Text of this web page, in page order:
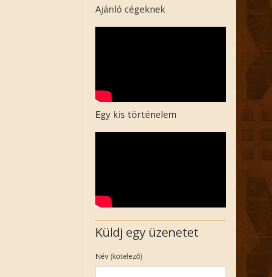
Ajánló cégeknek
Egy kis történelem
Küldj egy üzenetet
Név (kötelező)